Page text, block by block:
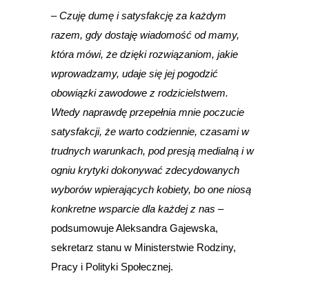
– Czuję dumę i satysfakcję za każdym
razem, gdy dostaję wiadomość od mamy,
która mówi, że dzięki rozwiązaniom, jakie
wprowadzamy, udaje się jej pogodzić
obowiązki zawodowe z rodzicielstwem.
Wtedy naprawdę przepełnia mnie poczucie
satysfakcji, że warto codziennie, czasami w
trudnych warunkach, pod presją medialną i w
ogniu krytyki dokonywać zdecydowanych
wyborów wpierających kobiety, bo one niosą
konkretne wsparcie dla każdej z nas –
podsumowuje Aleksandra Gajewska,
sekretarz stanu w Ministerstwie Rodziny,
Pracy i Polityki Społecznej.